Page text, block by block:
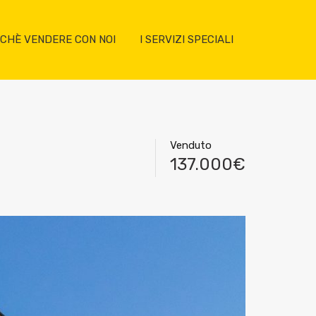
VENDERE CON NOI I SERVIZI SPECIALI
Venduto
137.000€